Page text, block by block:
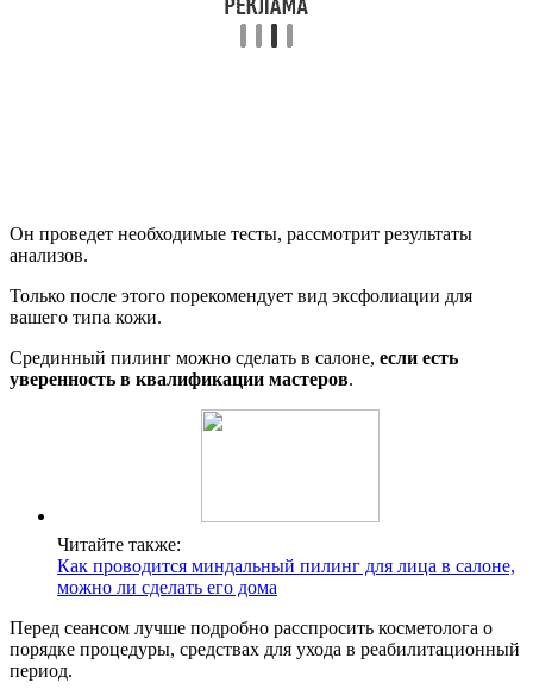
Он проведет необходимые тесты, рассмотрит результаты
анализов.
Только после этого порекомендует вид эксфолиации для
вашего типа кожи.
Срединный пилинг можно сделать в салоне, если есть
уверенность в квалификации мастеров.
Читайте также:
Как проводится миндальный пилинг для лица в салоне,
можно ли сделать его дома
Перед сеансом лучше подробно расспросить косметолога о
порядке процедуры, средствах для ухода в реабилитационный
период.